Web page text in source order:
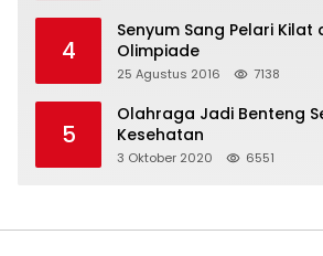
4
Senyum Sang Pelari Kilat
Olimpiade
25 Agustus 2016 7138
5
Olahraga Jadi Benteng
Kesehatan
3 Oktober 2020 6551